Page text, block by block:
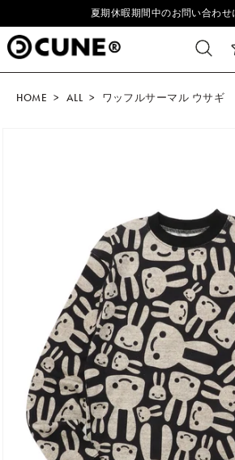
進む
夏期休暇期間中のお問い合わせ
HOME ALL ワッフルサーマル ウサギ